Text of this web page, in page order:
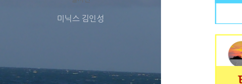
미닉스 김인성